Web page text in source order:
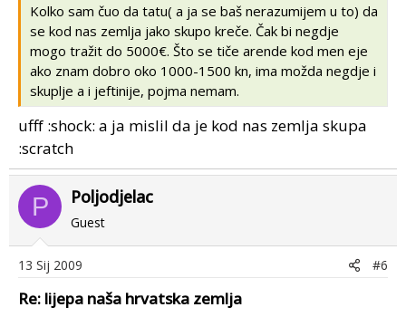
Kolko sam čuo da tatu( a ja se baš nerazumijem u to) da
se kod nas zemlja jako skupo kreče. Čak bi negdje
mogo tražit do 5000€. Što se tiče arende kod men eje
ako znam dobro oko 1000-1500 kn, ima možda negdje i
skuplje a i jeftinije, pojma nemam.
ufff :shock: a ja mislil da je kod nas zemlja skupa
:scratch
P Poljodjelac
Guest
13 Sij 2009 #6
Re: lijepa naša hrvatska zemlja